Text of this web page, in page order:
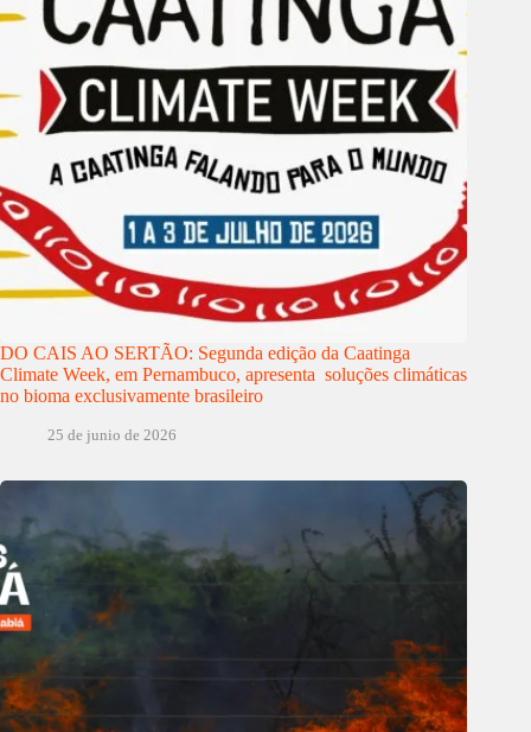
DO CAIS AO SERTÃO: Segunda edição da Caatinga
Climate Week, em Pernambuco, apresenta soluções climáticas
no bioma exclusivamente brasileiro
25 de junio de 2026